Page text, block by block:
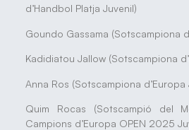
d’Handbol Platja Juvenil)
Goundo Gassama (Sotscampiona
Kadidiatou Jallow (Sotscampiona
Anna Ros (Sotscampiona d’Europa
Quim Rocas (Sotscampió del
Campions d’Europa OPEN 2025